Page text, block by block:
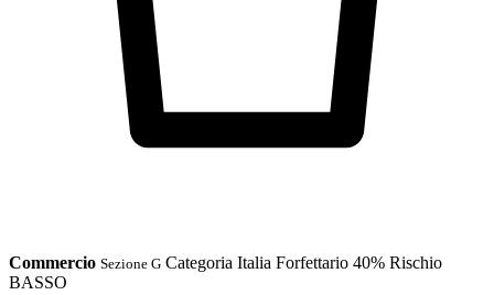
Commercio Sezione G Categoria Italia Forfettario 40% Rischio
BASSO